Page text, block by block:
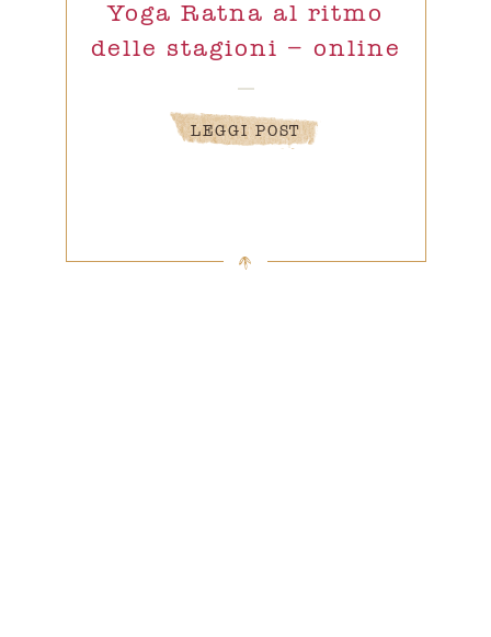
Yoga Ratna al ritmo
delle stagioni – online
LEGGI POST